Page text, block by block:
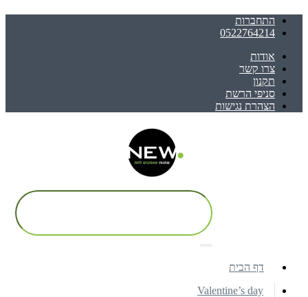
התחברות
0522764214
אודות
צרו קשר
תקנון
סניפי הרשת
הצהרת נגישות
דף הבית
Valentine’s day